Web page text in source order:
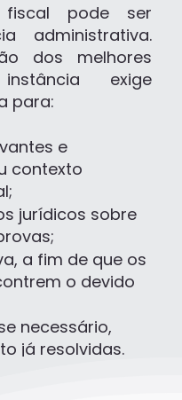
pode ser
administrativa.
dos melhores
exige
para:
e
contexto
jurídicos sobre
a fim de que os
o devido
necessário,
já resolvidas.